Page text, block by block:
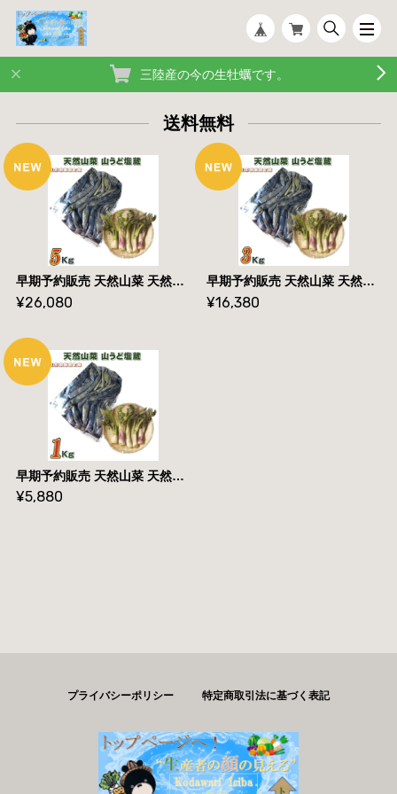
三陸産の今の生牡蠣です。
送料無料
早期予約販売 天然山菜 天然山うど塩蔵/５Kｇ 自然の恵み 山形県飯豊連峰便 送料無料
¥26,080
早期予約販売 天然山菜 天然山うど塩蔵/3Kｇ 自然の恵み 山形県飯豊連峰便 送料無料
¥16,380
早期予約販売 天然山菜 天然山うど塩蔵/１Kｇ 自然の恵み 山形県飯豊連峰便 送料無料
¥5,880
プライバシーポリシー 特定商取引法に基づく表記